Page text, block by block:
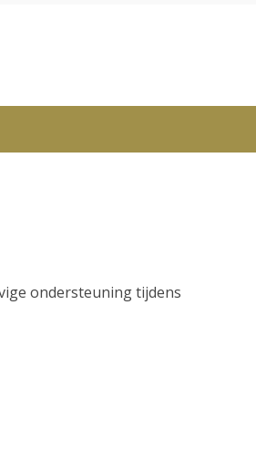
ondersteuning tijdens